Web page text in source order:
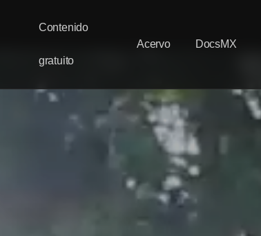
Contenido
gratuito
Acervo DocsMX